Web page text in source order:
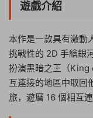
遊戲介紹
本作是一款具有激動
挑戰性的 2D 手繪銀
扮演黑暗之王（King
互連接的地區中取回
旅，遊曆 16 個相互連